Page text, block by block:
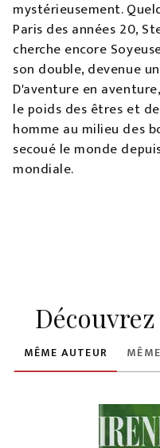
mystérieusement.
Paris des années 20,
cherche encore
son double, devenue
D'aventure en
le poids des êtres et
homme au milieu des
secoué le monde
mondiale.
MÊME AUTEUR